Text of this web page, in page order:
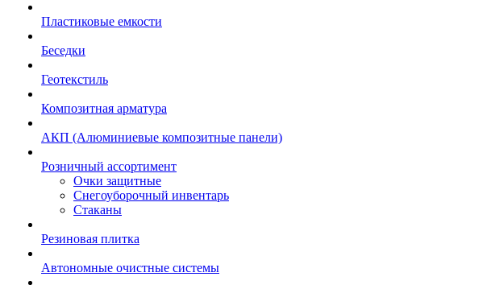
Пластиковые емкости
Беседки
Геотекстиль
Композитная арматура
АКП (Алюминиевые композитные панели)
Розничный ассортимент
Очки защитные
Снегоуборочный инвентарь
Стаканы
Резиновая плитка
Автономные очистные системы